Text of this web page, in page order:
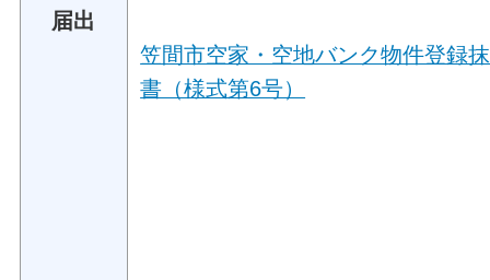
届出
笠間市空家・空地バンク物件登録
書（様式第6号）